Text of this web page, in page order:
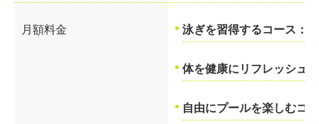
月額料金 泳ぎを習得するコース：
体を健康にリフレッシュ
自由にプールを楽しむコ